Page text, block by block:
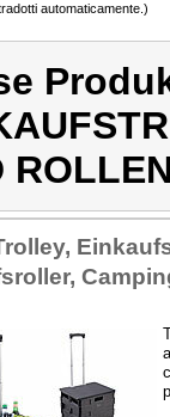
automaticamente.)